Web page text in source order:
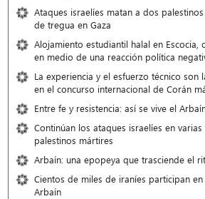
Ataques israelíes matan a dos
de tregua en Gaza
Alojamiento estudiantil halal en
en medio de una reacción política
La experiencia y el esfuerzo técnico
en el concurso internacional de Corán
Entre fe y resistencia: así se vive el
Continúan los ataques israelíes en
palestinos mártires
Arbaín: una epopeya que trasciende el
Cientos de miles de iraníes participan
Arbaín